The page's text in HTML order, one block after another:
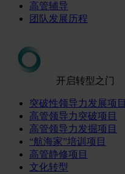
高管辅导
团队发展历程
开启转型之门
突破性领导力发展项目
高管领导力突破项目
高管领导力发掘项目
“航海家”培训项目
高管静修项目
文化转型